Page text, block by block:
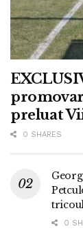
preluat
0 SHARES
0